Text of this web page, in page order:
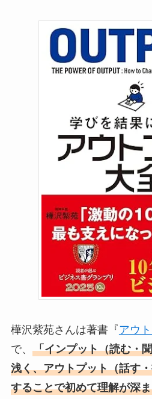
樺沢紫苑さんは著書『アウ
で、 「インプット（読む・
浅く、アウトプット（話す
することで初めて理解が深